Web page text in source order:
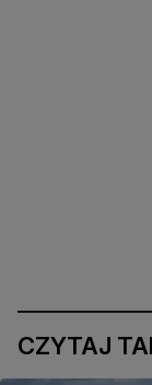
CZYTAJ